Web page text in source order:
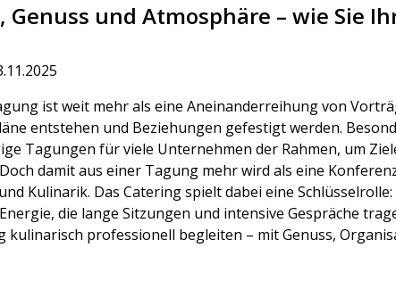
und Atmosphäre – wie Sie
ist weit mehr als eine Aneinanderreihung von
entstehen und Beziehungen gefestigt werden.
Tagungen für viele Unternehmen der Rahmen, um
damit aus einer Tagung mehr wird als eine
Kulinarik. Das Catering spielt dabei eine
die lange Sitzungen und intensive Gespräche
kulinarisch professionell begleiten – mit Genuss,